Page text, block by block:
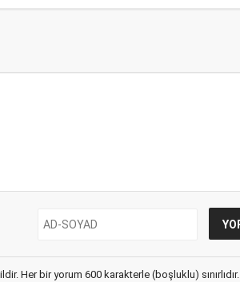
Her bir yorum 600 karakterle (boşluklu) sınırlıdır.